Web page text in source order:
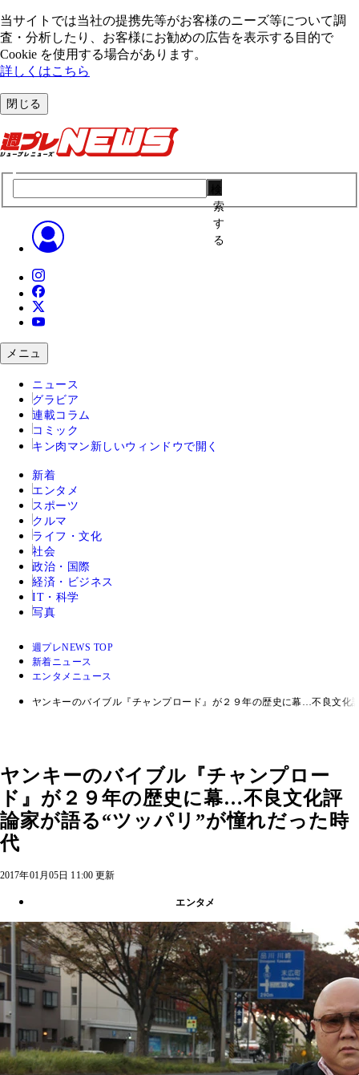
当サイトでは当社の提携先等がお客様のニーズ等について調
査・分析したり、お客様にお勧めの広告を表⽰する⽬的で
Cookie を使⽤する場合があります。
詳しくはこちら
閉じる
索
す
る
メニュ
ニュース
グラビア
連載コラム
コミック
キン肉マン 新しいウィンドウで開く
新着
エンタメ
スポーツ
クルマ
ライフ・文化
社会
政治・国際
経済・ビジネス
IT・科学
写真
週プレNEWS TOP
新着ニュース
エンタメニュース
ヤンキーのバイブル『チャンプロード』が２９年の歴史に幕…不良文化
ヤンキーのバイブル『チャンプロー
ド』が２９年の歴史に幕…不良文化評
論家が語る“ツッパリ”が憧れだった時
代
2017年01月05日 11:00 更新
エンタメ